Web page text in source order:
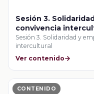
Sesión 3.
convivencia
Sesión 3. Solidaridad y
intercultural
Ver contenido
CONTENIDO